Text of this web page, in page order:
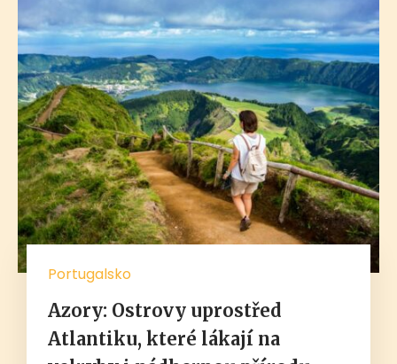
Portugalsko
Azory: Ostrovy uprostřed
Atlantiku, které lákají na